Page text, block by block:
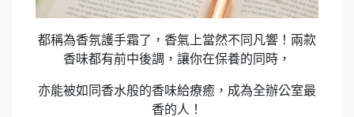
都稱為香氛護手霜了，香氣上當然不同凡響！兩款
香味都有前中後調，讓你在保養的同時，
亦能被如同香水般的香味給療癒，成為全辦公室最
香的人！